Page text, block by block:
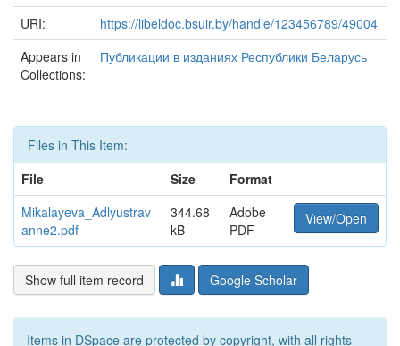
URI:
https://libeldoc.bsuir.by/handle/123456789/49004
Appears in
Collections:
Публикации в изданиях Республики Беларусь
Files in This Item:
File
Size
Format
Mikalayeva_Adlyustrav
anne2.pdf
344.68
kB
Adobe
PDF
View/Open
Show full item record Google Scholar
Items in DSpace are protected by copyright, with all rights